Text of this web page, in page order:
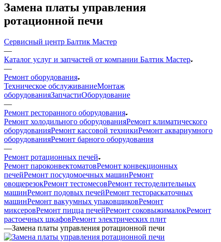
Замена платы управления
ротационной печи
Сервисный центр Балтик Мастер
—
Каталог услуг и запчастей от компании Балтик Мастер
—
Ремонт оборудования
Техническое обслуживаниеМонтаж
оборудованияЗапчастиОборудование
—
Ремонт ресторанного оборудования
Ремонт холодильного оборудованияРемонт климатического
оборудованияРемонт кассовой техникиРемонт аквариумного
оборудованияРемонт барного оборудования
—
Ремонт ротационных печей
Ремонт пароконвектоматовРемонт конвекционных
печейРемонт посудомоечных машинРемонт
овощерезокРемонт тестомесовРемонт тестоделительных
машинРемонт подовых печейРемонт тестораскаточных
машинРемонт вакуумных упаковщиковРемонт
миксеровРемонт пицца печейРемонт соковыжималокРемонт
растоечных шкафовРемонт электрических плит
—Замена платы управления ротационной печи